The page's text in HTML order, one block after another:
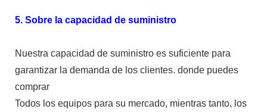
5. Sobre la capacidad de suministro
Nuestra capacidad de suministro es suficiente para
garantizar la demanda de los clientes. donde puedes
comprar
Todos los equipos para su mercado, mientras tanto, los